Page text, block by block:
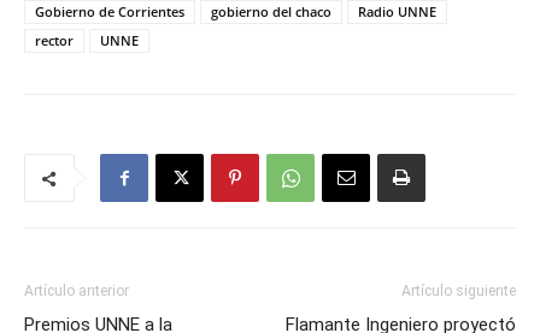
Gobierno de Corrientes
gobierno del chaco
Radio UNNE
rector
UNNE
Artículo anterior
Premios UNNE a la
Artículo siguiente
Flamante Ingeniero proyectó